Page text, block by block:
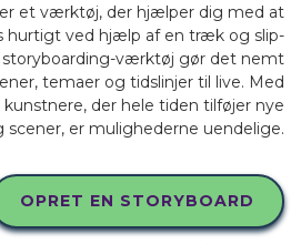
et værktøj, der hjælper dig med at
hurtigt ved hjælp af en træk og slip-
storyboarding-værktøj gør det nemt
temaer og tidslinjer til live. Med
der hele tiden tilføjer nye
scener, er mulighederne uendelige.
OPRET EN STORYBOARD